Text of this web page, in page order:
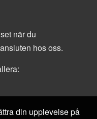
när du
hos oss.
din upplevelse på